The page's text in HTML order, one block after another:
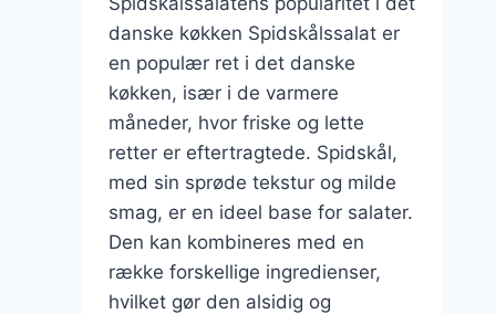
danske køkken Spidskålssalat er
en populær ret i det danske
køkken, især i de varmere
måneder, hvor friske og lette
retter er eftertragtede. Spidskål,
med sin sprøde tekstur og milde
smag, er en ideel base for salater.
Den kan kombineres med en
række forskellige ingredienser,
hvilket gør den alsidig og